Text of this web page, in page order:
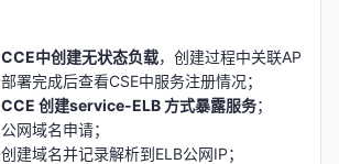
CCE中创建无状态负载，创建过程中关联APM；
部署完成后查看CSE中服务注册情况；
CCE 创建service-ELB 方式暴露服务；
公网域名申请；
创建域名并记录解析到ELB公网IP；